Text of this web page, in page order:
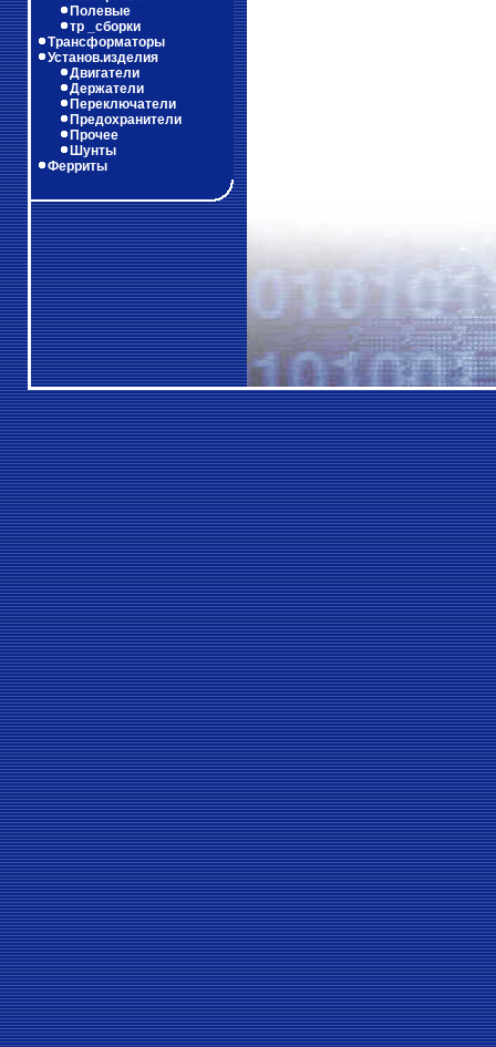
Полевые
тр _сборки
Трансформаторы
Установ.изделия
Двигатели
Держатели
Переключатели
Предохранители
Прочее
Шунты
Ферриты